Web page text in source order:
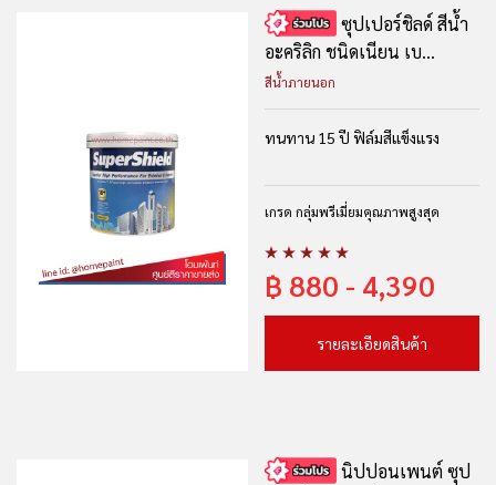
ซุปเปอร์ชิลด์ สีน้ำ
อะคริลิก ชนิดเนียน เบ...
สีน้ำภายนอก
ทนทาน 15 ปี ฟิล์มสีแข็งแรง
เกรด กลุ่มพรีเมี่ยมคุณภาพสูงสุด
฿ 880 - 4,390
รายละเอียดสินค้า
นิปปอนเพนต์ ซุป